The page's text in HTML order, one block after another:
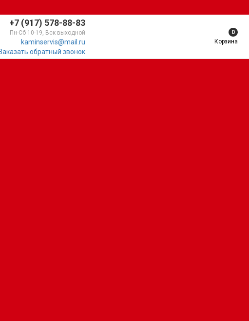
+7 (917) 578-88-83
Пн-Сб 10-19, Вск выходной
kaminservis@mail.ru
обратный звонок
0
Корзина